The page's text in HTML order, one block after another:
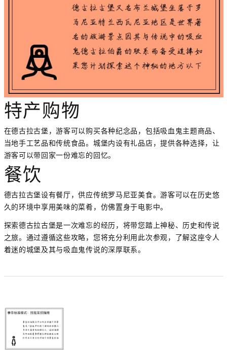
特产购物
在德古拉古堡，游客可以购买各种纪念品，包括吸血鬼主题商品、
当地手工艺品和传统食品。城堡内设有礼品店，提供各种选择，让
游客可以带回家一份难忘的回忆。
餐饮
德古拉古堡设有餐厅，供应传统罗马尼亚美食。游客可以在历史悠
久的环境中享用美味的菜肴，仿佛置身于电影中。
探索德古拉古堡是一次难忘的经历，将带您踏上神秘、历史和传说
之旅。通过遵循这些攻略，您将充分利用此次参观，了解这座令人
着迷的城堡及其与吸血鬼传说的深厚联系。